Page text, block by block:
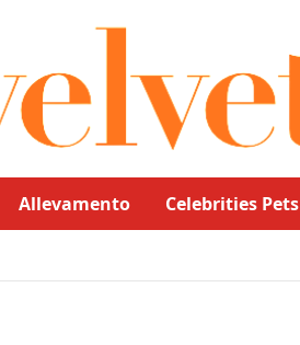
Allevamento Celebrities Pets